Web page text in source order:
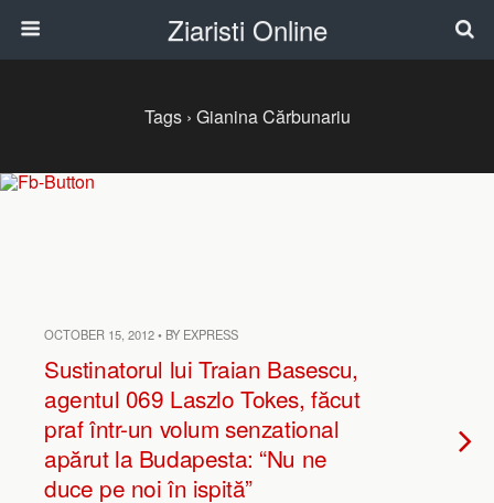
Ziaristi Online
Tags › Gianina Cărbunariu
OCTOBER 15, 2012 • BY EXPRESS
Sustinatorul lui Traian Basescu,
agentul 069 Laszlo Tokes, făcut
praf într-un volum senzational
apărut la Budapesta: “Nu ne
duce pe noi în ispită”